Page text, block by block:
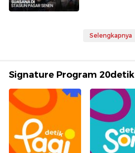
Selengkapnya
Signature Program 20detik